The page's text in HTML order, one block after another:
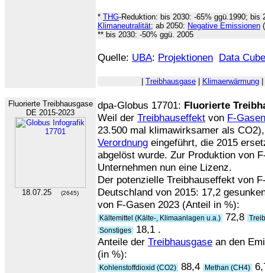
* THG-Reduktion: bis 2030: -65% ggü.1990; bis
Klimaneutralität; ab 2050: Negative Emissionen (
** bis 2030: -50% ggü. 2005
Quelle: UBA: Projektionen Data Cube
Treibhausgase Klimaerwärmung
Fluorierte Treibhausgase
DE 2015-2023
18.07.25 (2645)
dpa-Globus 17701: Fluorierte
Weil der Treibhauseffekt von F-Gasen
23.500 mal klimawirksamer als
Verordnung eingeführt, die 2015
abgelöst wurde. Zur Produktion von
Unternehmen nun eine Lizenz.
Der potenzielle Treibhauseffekt von
Deutschland von 2015: 17,2
von F-Gasen 2023 (Anteil in %):
Kältemittel (Kälte-, Klimaanlagen u.a.) 72,8
Sonstiges
18,1 .
Anteile der Treibhausgase an den
(in %):
Kohlenstoffdioxid (CO2) 88,4 Methan (CH4)